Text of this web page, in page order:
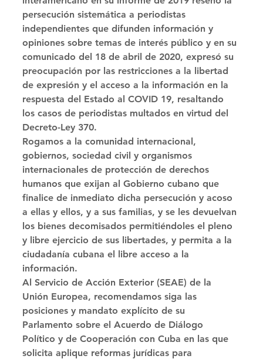
persecución sistemática a periodistas
independientes que difunden información y
opiniones sobre temas de interés público y en su
comunicado del 18 de abril de 2020, expresó su
preocupación por las restricciones a la libertad
de expresión y el acceso a la información en la
respuesta del Estado al COVID 19, resaltando
los casos de periodistas multados en virtud del
Decreto-Ley 370.
Rogamos a la comunidad internacional,
gobiernos, sociedad civil y organismos
internacionales de protección de derechos
humanos que exijan al Gobierno cubano que
finalice de inmediato dicha persecución y acoso
a ellas y ellos, y a sus familias, y se les devuelvan
los bienes decomisados permitiéndoles el pleno
y libre ejercicio de sus libertades, y permita a la
ciudadanía cubana el libre acceso a la
información.
Al Servicio de Acción Exterior (SEAE) de la
Unión Europea, recomendamos siga las
posiciones y mandato explícito de su
Parlamento sobre el Acuerdo de Diálogo
Político y de Cooperación con Cuba en las que
solicita aplique reformas jurídicas para